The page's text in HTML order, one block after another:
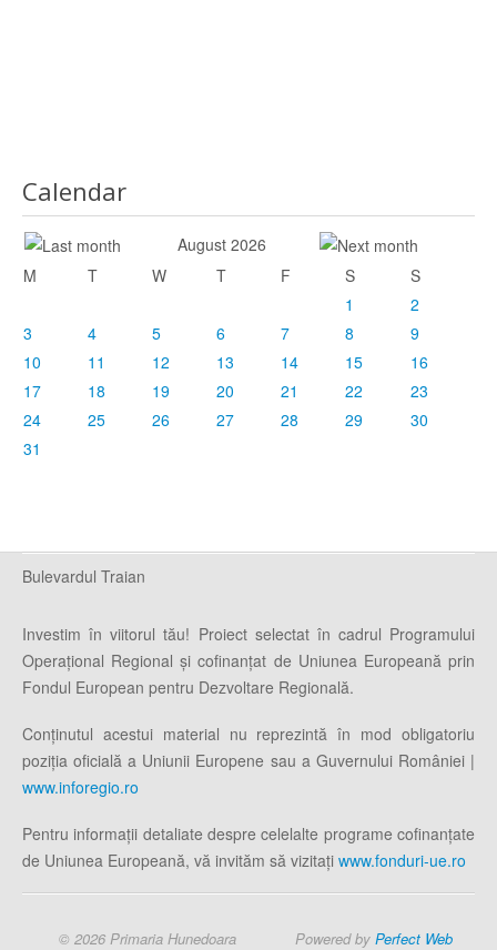
Calendar
August 2026
M
T W T F S
S
1
2
3
4 5 6 7 8
9
10
11 12 13 14 15
16
17
18 19 20 21 22
23
24
25 26 27 28 29
30
31
Bulevardul Traian
Investim în viitorul tău! Proiect selectat în cadrul Programului
Operaţional Regional şi cofinanţat de Uniunea Europeană prin
Fondul European pentru Dezvoltare Regională.
Conţinutul acestui material nu reprezintă în mod obligatoriu
poziţia oficială a Uniunii Europene sau a Guvernului României |
www.inforegio.ro
Pentru informaţii detaliate despre celelalte programe cofinanţate
de Uniunea Europeană, vă invităm să vizitaţi www.fonduri-ue.ro
© 2026 Primaria Hunedoara Powered by Perfect Web